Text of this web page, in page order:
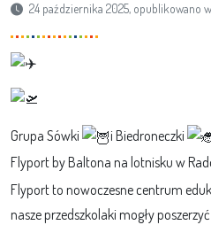
24 października 2025, opublikowano w
Grupa Sówki i Biedroneczki
Flyport by Baltona na lotnisku w
Flyport to nowoczesne centrum
nasze przedszkolaki mogły